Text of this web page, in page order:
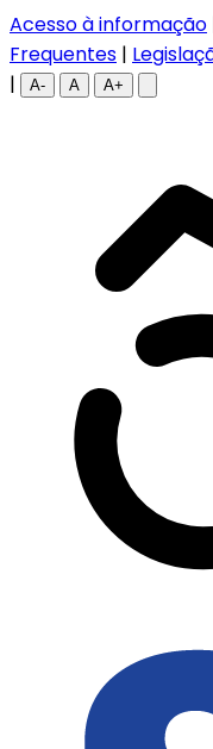
Acesso à informação
Frequentes |
|
A- A A+